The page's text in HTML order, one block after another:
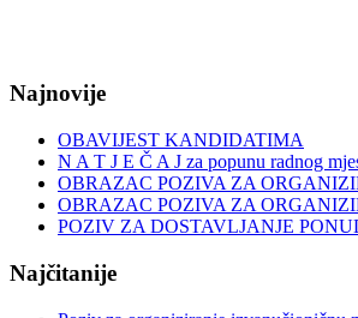
Najnovije
OBAVIJEST KANDIDATIMA
N A T J E Č A J za popunu radnog
OBRAZAC POZIVA ZA
OBRAZAC POZIVA ZA
POZIV ZA DOSTAVLJANJE
Najčitanije